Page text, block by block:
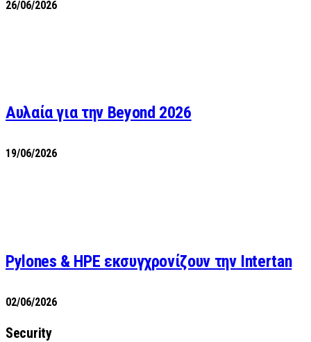
26/06/2026
Αυλαία για την Beyond 2026
19/06/2026
Pylones & HPE εκσυγχρονίζουν την Intertan
02/06/2026
Security